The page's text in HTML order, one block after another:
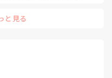
と見る